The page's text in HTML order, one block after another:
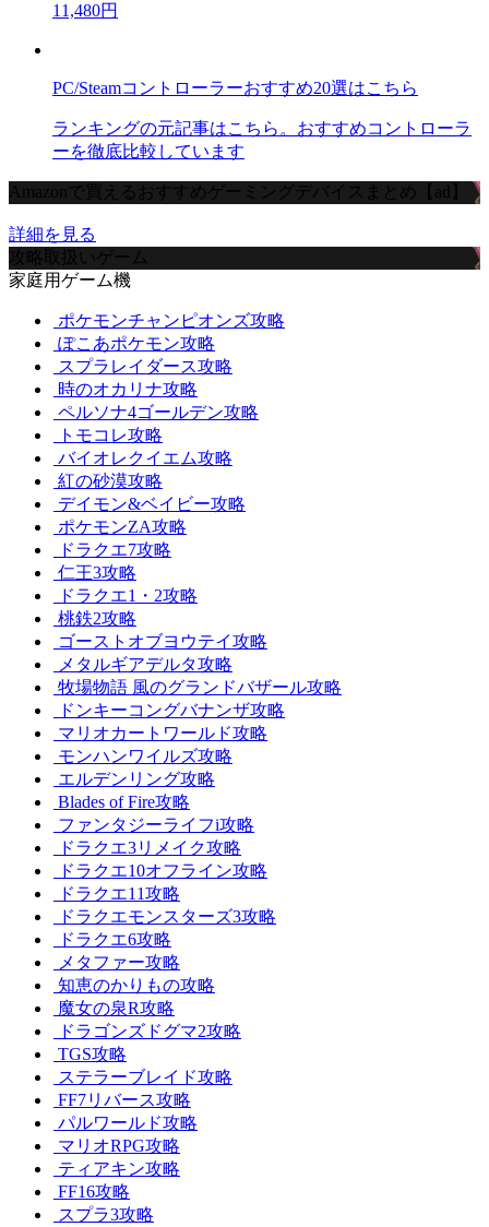
11,480円
PC/Steamコントローラーおすすめ20選はこちら
ランキングの元記事はこちら。おすすめコントローラ
ーを徹底比較しています
Amazonで買えるおすすめゲーミングデバイスまとめ【ad】
詳細を見る
攻略取扱いゲーム
家庭用ゲーム機
ポケモンチャンピオンズ攻略
ぽこあポケモン攻略
スプラレイダース攻略
時のオカリナ攻略
ペルソナ4ゴールデン攻略
トモコレ攻略
バイオレクイエム攻略
紅の砂漠攻略
デイモン&ベイビー攻略
ポケモンZA攻略
ドラクエ7攻略
仁王3攻略
ドラクエ1・2攻略
桃鉄2攻略
ゴーストオブヨウテイ攻略
メタルギアデルタ攻略
牧場物語 風のグランドバザール攻略
ドンキーコングバナンザ攻略
マリオカートワールド攻略
モンハンワイルズ攻略
エルデンリング攻略
Blades of Fire攻略
ファンタジーライフi攻略
ドラクエ3リメイク攻略
ドラクエ10オフライン攻略
ドラクエ11攻略
ドラクエモンスターズ3攻略
ドラクエ6攻略
メタファー攻略
知恵のかりもの攻略
魔女の泉R攻略
ドラゴンズドグマ2攻略
TGS攻略
ステラーブレイド攻略
FF7リバース攻略
パルワールド攻略
マリオRPG攻略
ティアキン攻略
FF16攻略
スプラ3攻略